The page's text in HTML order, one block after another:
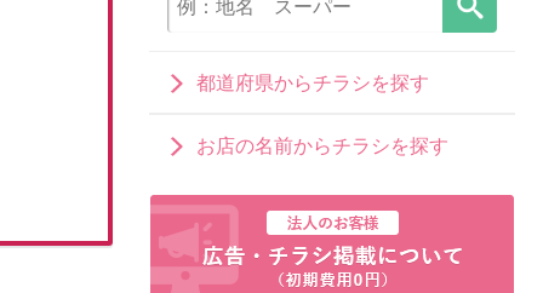
都道府県からチラシを探す
お店の名前からチラシを探す